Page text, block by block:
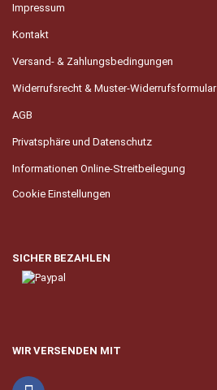
Impressum
Kontakt
Versand- & Zahlungsbedingungen
Widerrufsrecht & Muster-Widerrufsformular
AGB
Privatsphäre und Datenschutz
Informationen Online-Streitbeilegung
Cookie Einstellungen
SICHER BEZAHLEN
WIR VERSENDEN MIT